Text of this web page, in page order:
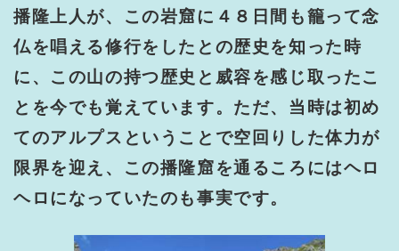
播隆上人が、この岩窟に４８日間も籠って念
仏を唱える修行をしたとの歴史を知った時
に、この山の持つ歴史と威容を感じ取ったこ
とを今でも覚えています。ただ、当時は初め
てのアルプスということで空回りした体力が
限界を迎え、この播隆窟を通るころにはヘロ
ヘロになっていたのも事実です。